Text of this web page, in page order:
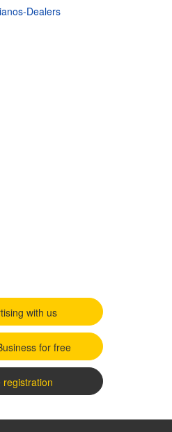
Dealers
with us
for free
registration